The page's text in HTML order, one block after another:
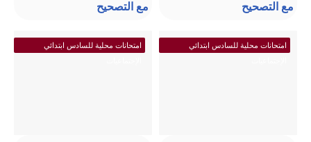
مع التصحيح
مع التصحيح
امتحانات محلية للسادس ابتدائي
امتحانات محلية للسادس ابتدائي